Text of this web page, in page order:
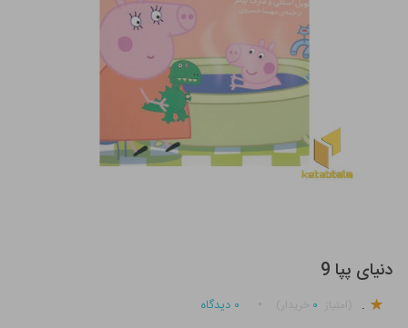
دنیای پپا 9
. ۰ ۰ دیدگاه